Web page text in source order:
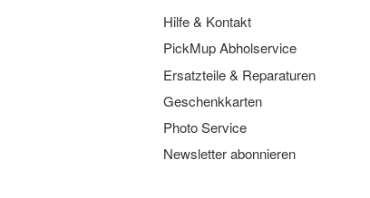
Hilfe & Kontakt
PickMup Abholservice
Ersatzteile & Reparaturen
Geschenkkarten
Photo Service
Newsletter abonnieren